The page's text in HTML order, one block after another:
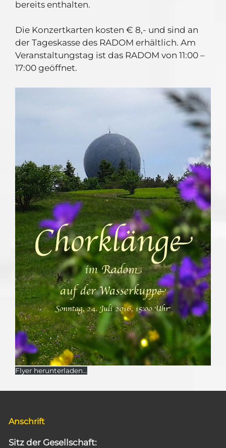
bereits enthalten.
Die Konzertkarten kosten € 8,- und sind an
der Tageskasse des RADOM erhältlich. Am
Veranstaltungstag ist das RADOM von 11:00 –
17:00 geöffnet.
Flyer herunterladen…
Anschrift
Sitz der Gesellschaft: